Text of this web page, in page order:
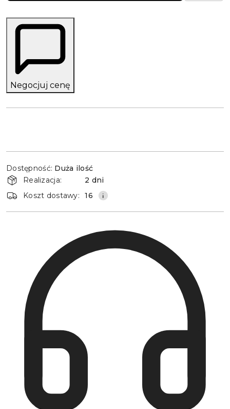
Negocjuj cenę
i
dostawa
Dostępność: Duża ilość
Realizacja:
2 dni
Koszt dostawy:
16